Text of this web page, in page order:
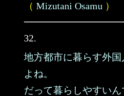
（ Mizutani Osamu ）
32.
地方都市に暮らす外
よね。
だって暮らしやすいん